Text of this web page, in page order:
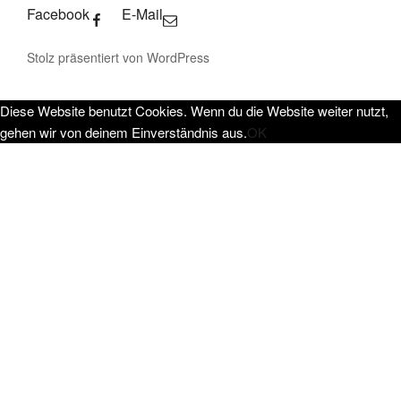
Facebook E-Mail
Stolz präsentiert von WordPress
Diese Website benutzt Cookies. Wenn du die Website weiter nutzt,
gehen wir von deinem Einverständnis aus.OK